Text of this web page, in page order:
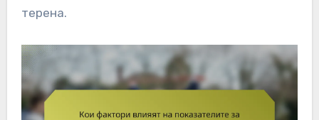
терена.